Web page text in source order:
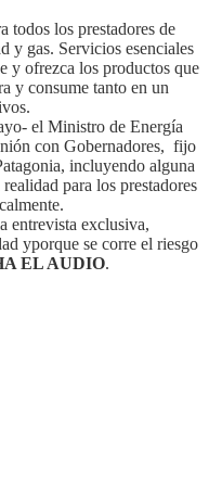
todos los prestadores de
y gas. Servicios esenciales
y ofrezca los productos que
y consume tanto en un
el Ministro de Energía
con Gobernadores, fijo
incluyendo alguna
para los prestadores
entrevista exclusiva,
yporque se corre el riesgo
EL AUDIO.